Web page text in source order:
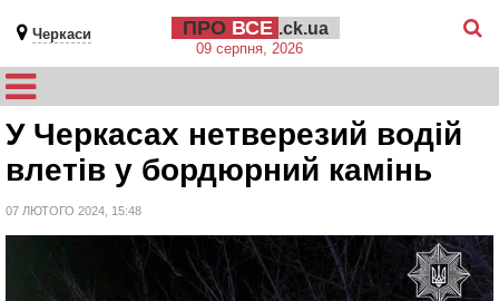
Черкаси ПРО ВСЕ .ck.ua
09 серпня, 2026
У Черкасах нетверезий водій
влетів у бордюрний камінь
07 ЛЮТОГО 2024, 15:48